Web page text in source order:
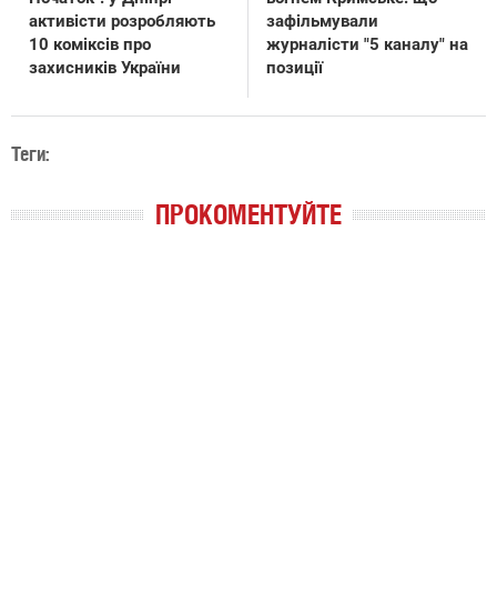
активісти розробляють
10 коміксів про
захисників України
зафільмували
журналісти "5 каналу" на
позиції
Теги:
ПРОКОМЕНТУЙТЕ